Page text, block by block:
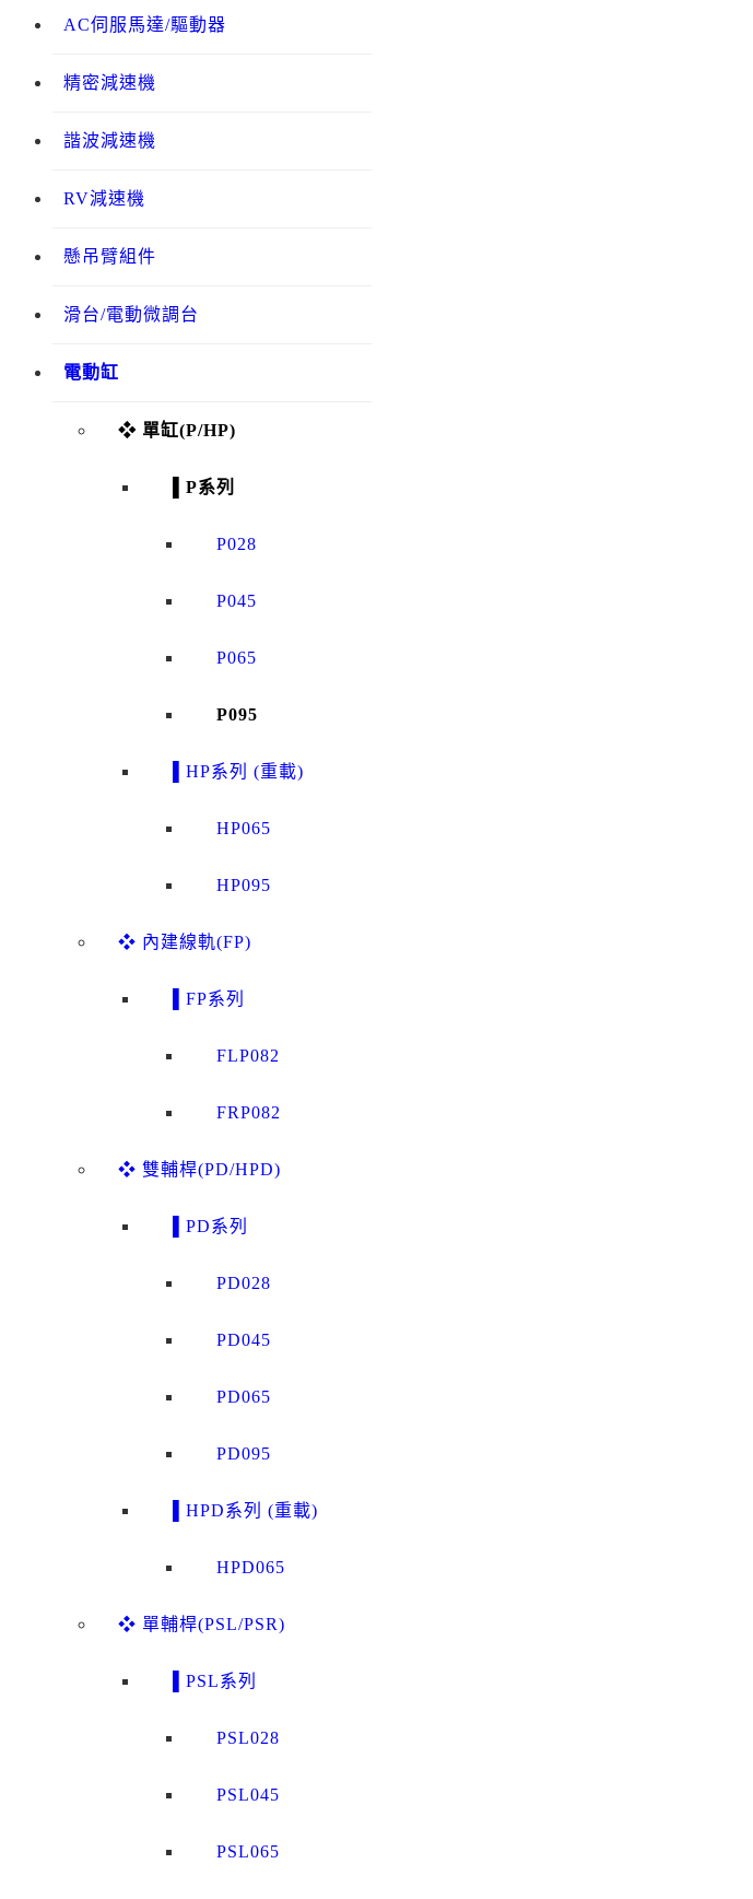
AC伺服馬達/驅動器
精密減速機
諧波減速機
RV減速機
懸吊臂組件
滑台/電動微調台
電動缸
❖ 單缸(P/HP)
▌P系列
P028
P045
P065
P095
▌HP系列 (重載)
HP065
HP095
❖ 內建線軌(FP)
▌FP系列
FLP082
FRP082
❖ 雙輔桿(PD/HPD)
▌PD系列
PD028
PD045
PD065
PD095
▌HPD系列 (重載)
HPD065
❖ 單輔桿(PSL/PSR)
▌PSL系列
PSL028
PSL045
PSL065